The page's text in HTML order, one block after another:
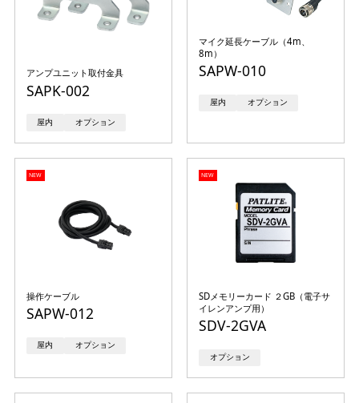
アンプユニット取付金具
SAPK-002
屋内 オプション
マイク延長ケーブル（4m、
8m）
SAPW-010
屋内 オプション
NEW
操作ケーブル
SAPW-012
屋内 オプション
NEW
SDメモリーカード ２GB（電子サ
イレンアンプ用）
SDV-2GVA
オプション